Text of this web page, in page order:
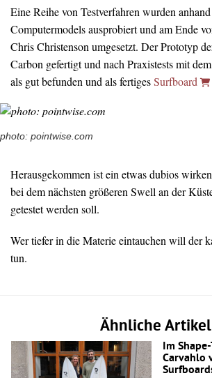
Eine Reihe von Testverfahren wurden
Computermodels ausprobiert und am Ende
Chris Christenson umgesetzt. Der Prototyp
Carbon gefertigt und nach Praxistests mit
als gut befunden und als fertigesSurfboard
photo: pointwise.com
Herausgekommen ist ein etwas dubios
bei dem nächsten größeren Swell an der
getestet werden soll.
Wer tiefer in die Materie eintauchen will der
tun.
Ähnliche Artikel
Im
Carvahlo